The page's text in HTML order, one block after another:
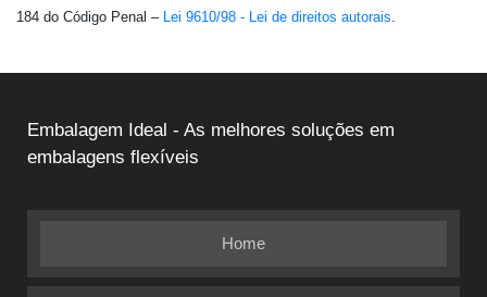
184 do Código Penal – Lei 9610/98 - Lei de direitos autorais
Embalagem Ideal - As melhores soluções em
embalagens flexíveis
Home